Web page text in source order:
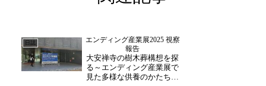
日誌
エンディング産業展2025 視察
報告
大安禅寺の樹木葬構想を探
る～エンディング産業展で
見た多様な供養のかたち～